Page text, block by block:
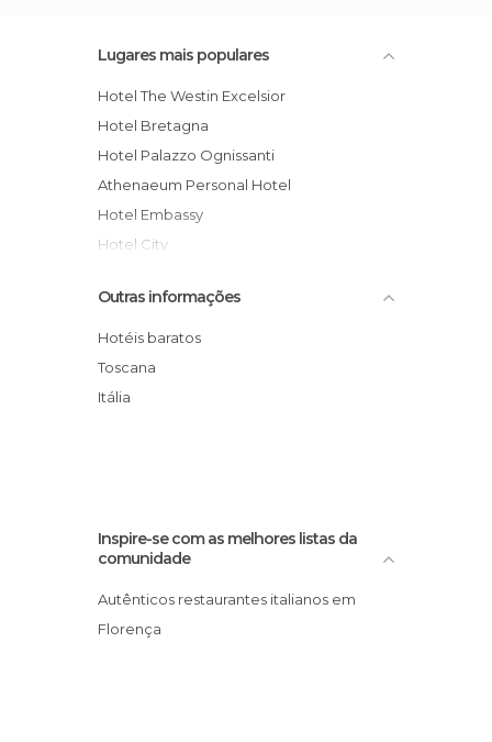
Lugares mais populares
Hotel The Westin Excelsior
Hotel Bretagna
Hotel Palazzo Ognissanti
Athenaeum Personal Hotel
Hotel Embassy
Hotel City
Four Seasons Hotel Firenze
Palazzo Ruspoli
Hotel Brunelleschi
Hotel Kraft
Outras informações
Hotéis baratos
Toscana
Itália
Inspire-se com as melhores listas da
comunidade
Autênticos restaurantes italianos em
Florença